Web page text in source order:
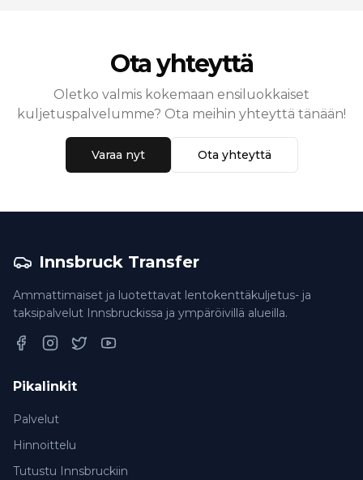
Ota yhteyttä
Oletko valmis kokemaan ensiluokkaiset
kuljetuspalvelumme? Ota meihin yhteyttä tänään!
Varaa nyt Ota yhteyttä
Innsbruck Transfer
Ammattimaiset ja luotettavat lentokenttäkuljetus- ja
taksipalvelut Innsbruckissa ja ympäröivillä alueilla.
Pikalinkit
Palvelut
Hinnoittelu
Tutustu Innsbruckiin